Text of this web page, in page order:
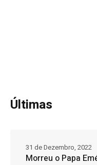
Últimas
Morreu o Papa
31 de Dezembro, 2022